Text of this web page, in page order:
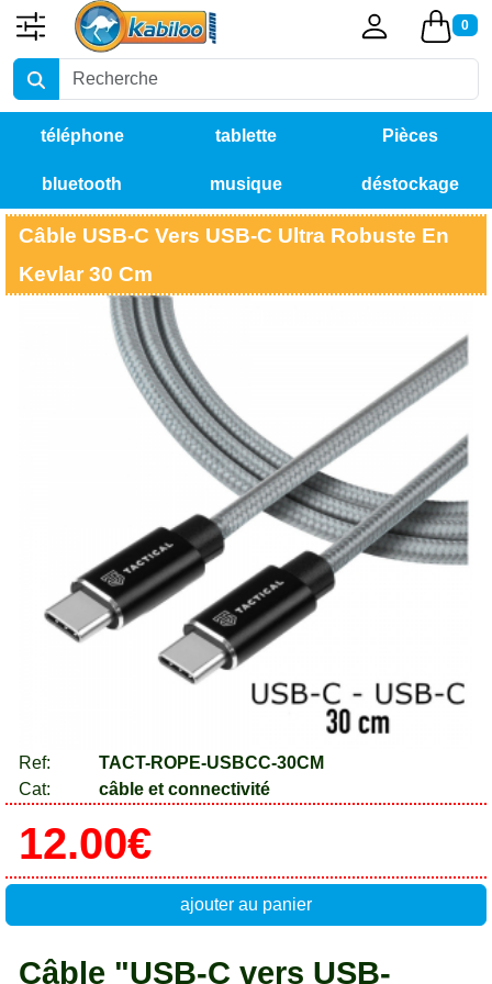
0
téléphone tablette Pièces
détachées
bluetooth musique déstockage
Câble USB-C Vers USB-C Ultra Robuste En
Kevlar 30 Cm
Ref:
TACT-ROPE-USBCC-30CM
Cat:
câble et connectivité
12.00€
ajouter au panier
Câble "USB-C vers USB-